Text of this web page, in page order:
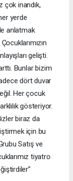
çok inandık,
yerde
anlatmak
gelişti.
Bunlar bizim
dört duvar
Her çocuk
gösteriyor.
biraz da
için bu
Satış ve
tiyatro